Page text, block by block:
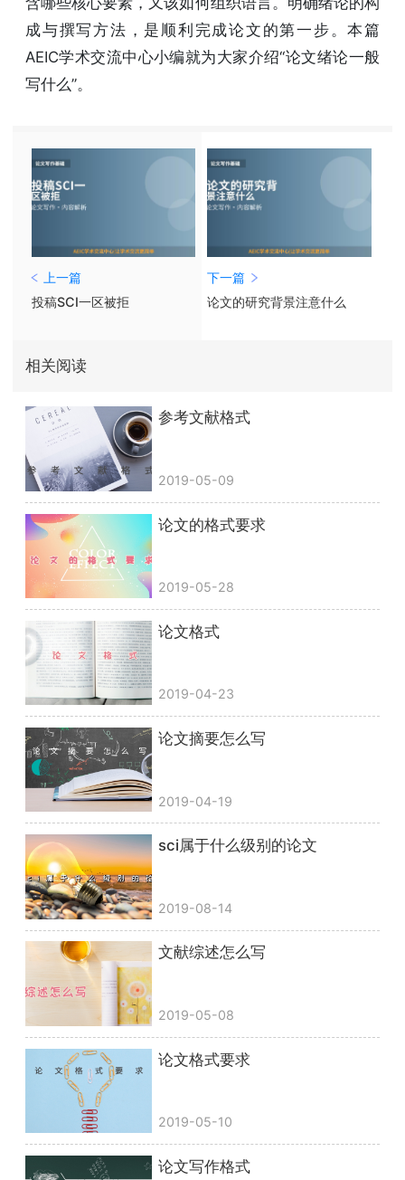
成与撰写方法，是顺利完成论文的第一步。本篇
AEIC学术交流中心小编就为大家介绍“论文绪论一般
写什么”。
上一篇
投稿SCI一区被拒
下一篇
论文的研究背景注意什么
相关阅读
参考文献格式
2019-05-09
论文的格式要求
2019-05-28
论文格式
2019-04-23
论文摘要怎么写
2019-04-19
sci属于什么级别的论文
2019-08-14
文献综述怎么写
2019-05-08
论文格式要求
2019-05-10
论文写作格式